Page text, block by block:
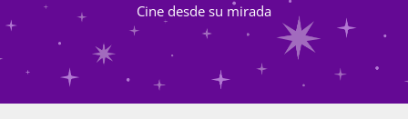
Programas
Atención de la violencia de género
Cine desde su mirada